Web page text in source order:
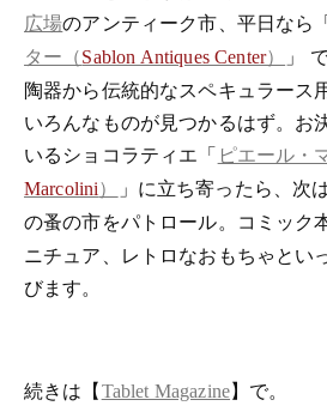
広場のアンティーク市、平日なら
ター（Sablon Antiques Center） 」
陶器から伝統的なスペキュラース
いろんなものが見つかるはず。お
いるショコラティエ「 ピエール・
Marcolini） 」に立ち寄ったら、次
の蚤の市をパトロール。コミック
ニチュア、レトロなおもちゃとい
びます。
続きは【Tablet Magazine】で。